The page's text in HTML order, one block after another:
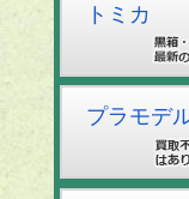
トミカ
プラモデ